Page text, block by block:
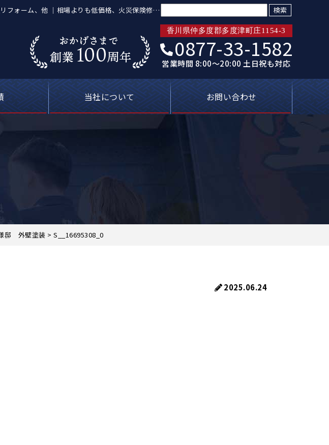
フォーム、他 ｜相場よりも低価格、火災保険修繕
香川県仲多度郡多度津町庄1154-3
0877-33-1582
営業時間 8:00～20:00 土日祝も対応
ション
用について
当社について お問い合わせ
邸 外壁塗装 > S__16695308_0
2025.06.24